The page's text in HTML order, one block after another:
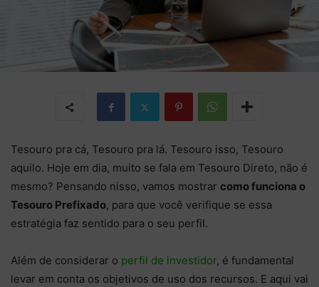
Tesouro pra cá, Tesouro pra lá. Tesouro isso, Tesouro
aquilo. Hoje em dia, muito se fala em Tesouro Direto, não é
mesmo? Pensando nisso, vamos mostrar como funciona o
Tesouro Prefixado, para que você verifique se essa
estratégia faz sentido para o seu perfil.
Além de considerar o perfil de investidor, é fundamental
levar em conta os objetivos de uso dos recursos. E aqui vai